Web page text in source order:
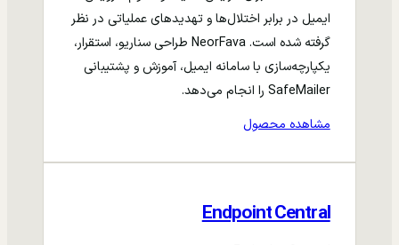
ایمیل در برابر اختلال‌ها و تهدیدهای عملیاتی در نظر
گرفته شده است. NeorFava طراحی سناریو، استقرار،
یکپارچه‌سازی با سامانه ایمیل، آموزش و پشتیبانی
SafeMailer را انجام می‌دهد.
مشاهده محصول
Endpoint Central